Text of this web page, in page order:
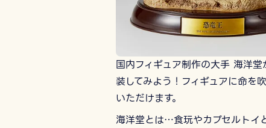
国内フィギュア制作の大手 海洋
装してみよう！フィギュアに命を
いただけます。
海洋堂とは…食玩やカプセルトイ